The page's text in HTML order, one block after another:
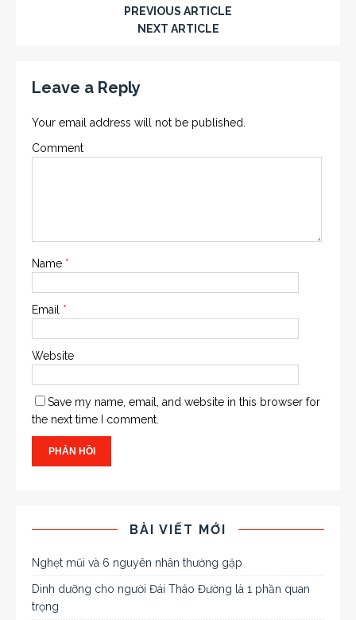
PREVIOUS ARTICLE
NEXT ARTICLE
Leave a Reply
Your email address will not be published.
Comment
Name *
Email *
Website
Save my name, email, and website in this browser for
the next time I comment.
BÀI VIẾT MỚI
Nghẹt mũi và 6 nguyên nhân thường gặp
Dinh dưỡng cho người Đái Tháo Đường là 1 phần quan
trọng